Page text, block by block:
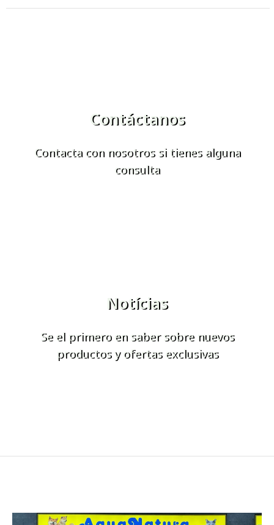
Contáctanos
Contacta con nosotros si tienes alguna
consulta
Notícias
Se el primero en saber sobre nuevos
productos y ofertas exclusivas